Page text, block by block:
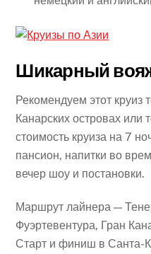
Шикарный
Рекомендуем этот круиз
Канарских островах или
стоимость круиза на 7
пансион, напитки во
вечер шоу и постановки.
Маршрут лайнера —
Фуэртевентура, Гран
Старт и финиш в Санта-